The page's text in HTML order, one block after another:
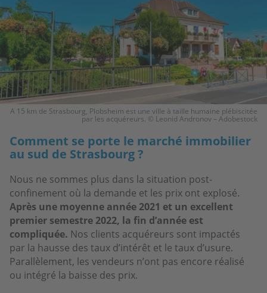
A 15 km de Strasbourg, Plobsheim est une ville à taille humaine plébiscitée
par les acquéreurs. © Leonid Andronov – Adobestock
Comment se porte le marché immobilier
au sud de Strasbourg ?
Nous ne sommes plus dans la situation post-
confinement où la demande et les prix ont explosé.
Après une moyenne année 2021 et un excellent
premier semestre 2022, la fin d’année est
compliquée. Nos clients acquéreurs sont impactés
par la hausse des taux d’intérêt et le taux d’usure.
Parallèlement, les vendeurs n’ont pas encore réalisé
ou intégré la baisse des prix.